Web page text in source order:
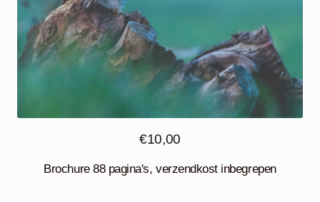
€10,00
Brochure 88 pagina's, verzendkost inbegrepen